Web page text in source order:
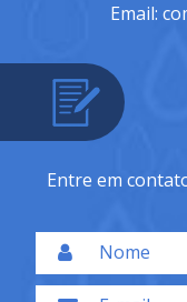
Email:
Entre em